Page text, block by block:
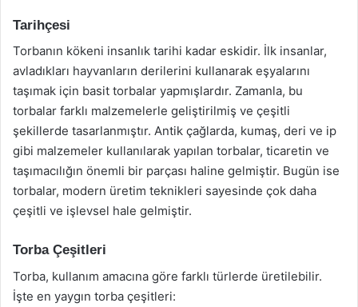
Tarihçesi
Torbanın kökeni insanlık tarihi kadar eskidir. İlk insanlar,
avladıkları hayvanların derilerini kullanarak eşyalarını
taşımak için basit torbalar yapmışlardır. Zamanla, bu
torbalar farklı malzemelerle geliştirilmiş ve çeşitli
şekillerde tasarlanmıştır. Antik çağlarda, kumaş, deri ve ip
gibi malzemeler kullanılarak yapılan torbalar, ticaretin ve
taşımacılığın önemli bir parçası haline gelmiştir. Bugün ise
torbalar, modern üretim teknikleri sayesinde çok daha
çeşitli ve işlevsel hale gelmiştir.
Torba Çeşitleri
Torba, kullanım amacına göre farklı türlerde üretilebilir.
İşte en yaygın torba çeşitleri: